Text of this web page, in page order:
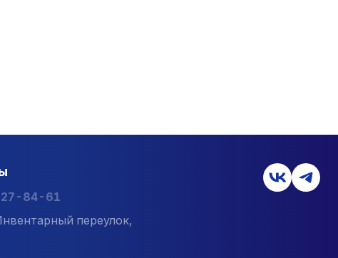
27-84-61
переулок,